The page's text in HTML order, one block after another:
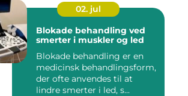
02. jul
Blokade behandling ved
smerter i muskler og led
Blokade behandling er en
medicinsk behandlingsform,
der ofte anvendes til at
lindre smerter i led, s...